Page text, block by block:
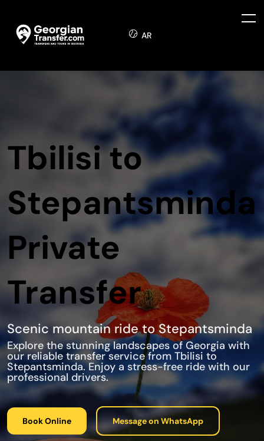
AR
Tbilisi to
Stepantsminda
Private
Transfer
Scenic mountain ride to Stepantsminda
Explore the stunning landscapes of Georgia with
our reliable transfer service from Tbilisi to
Stepantsminda. Enjoy a stress-free ride with our
professional drivers.
Book Online Message on WhatsApp